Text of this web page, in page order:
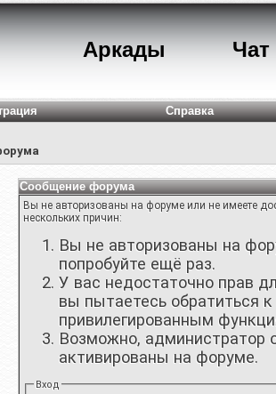
Аркады Чат
Справка
Сообщение форума
Вы не авторизованы на форуме или не имеете
нескольких причин:
Вы не авторизованы на
попробуйте ещё раз.
У вас недостаточно прав
вы пытаетесь обратиться
привилегированным
Возможно, администратор
активированы на форуме.
Вход